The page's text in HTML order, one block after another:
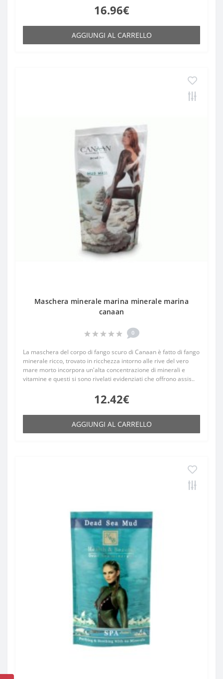
16.96€
AGGIUNGI AL CARRELLO
Maschera minerale marina minerale marina
canaan
0
La maschera del corpo di fango scuro di Canaan è fatto di fango
minerale ricco, trovato in ricchezza intorno alle rive del vero
mare morto incorpora un'alta concentrazione di minerali e
vitamine e questi si sono rivelati evidenziati che offrono assis..
12.42€
AGGIUNGI AL CARRELLO